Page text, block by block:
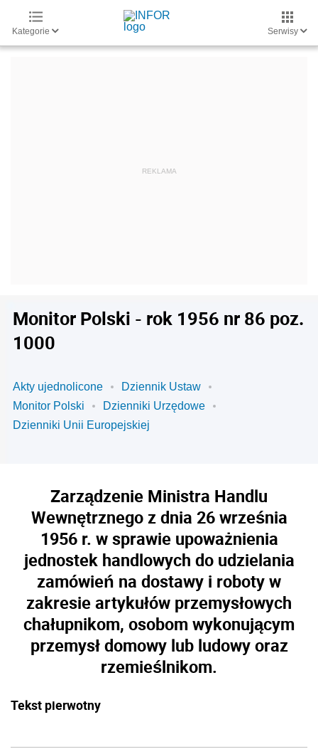
Kategorie Serwisy
Monitor Polski - rok 1956 nr 86 poz.
1000
Akty ujednolicone
Dziennik Ustaw
Monitor Polski
Dzienniki Urzędowe
Dzienniki Unii Europejskiej
Zarządzenie Ministra Handlu
Wewnętrznego z dnia 26 września
1956 r. w sprawie upoważnienia
jednostek handlowych do udzielania
zamówień na dostawy i roboty w
zakresie artykułów przemysłowych
chałupnikom, osobom wykonującym
przemysł domowy lub ludowy oraz
rzemieślnikom.
Tekst pierwotny